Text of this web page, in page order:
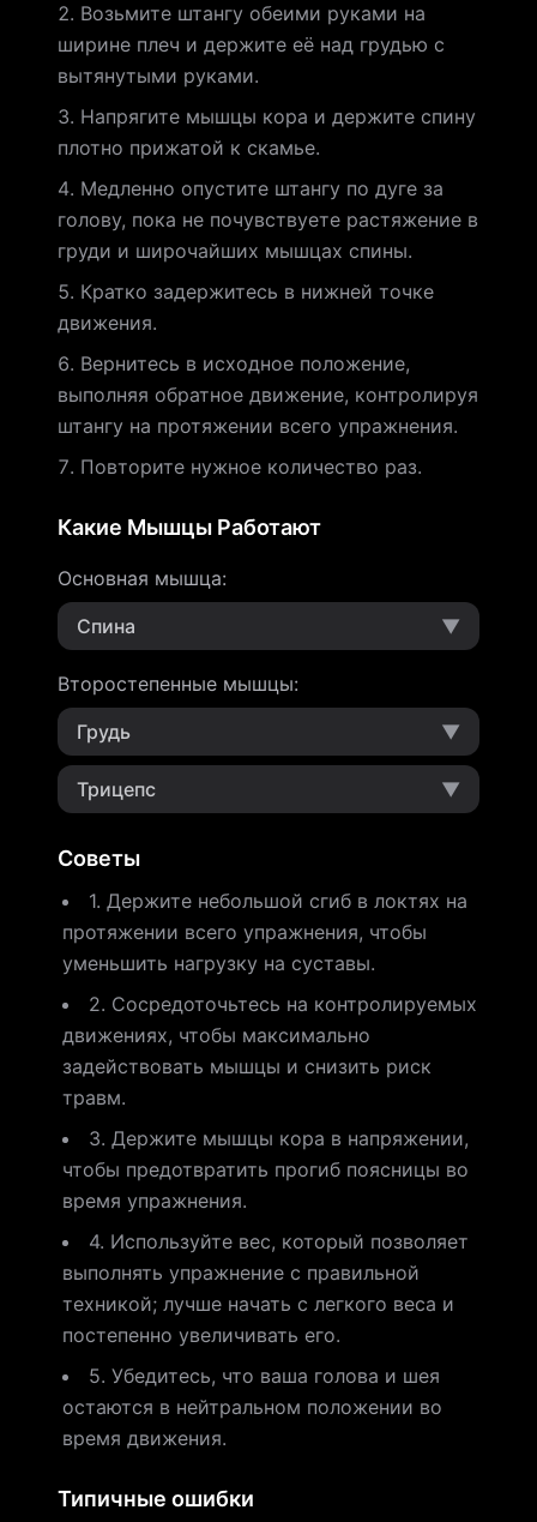
Возьмите штангу обеими руками на
ширине плеч и держите её над грудью с
вытянутыми руками.
Напрягите мышцы кора и держите спину
плотно прижатой к скамье.
Медленно опустите штангу по дуге за
голову, пока не почувствуете растяжение в
груди и широчайших мышцах спины.
Кратко задержитесь в нижней точке
движения.
Вернитесь в исходное положение,
выполняя обратное движение, контролируя
штангу на протяжении всего упражнения.
Повторите нужное количество раз.
Какие Мышцы Работают
Основная мышца:
Спина
▼
Второстепенные мышцы:
Грудь
▼
Трицепс ▼
Советы
1. Держите небольшой сгиб в локтях на
протяжении всего упражнения, чтобы
уменьшить нагрузку на суставы.
2. Сосредоточьтесь на контролируемых
движениях, чтобы максимально
задействовать мышцы и снизить риск
травм.
3. Держите мышцы кора в напряжении,
чтобы предотвратить прогиб поясницы во
время упражнения.
4. Используйте вес, который позволяет
выполнять упражнение с правильной
техникой; лучше начать с легкого веса и
постепенно увеличивать его.
5. Убедитесь, что ваша голова и шея
остаются в нейтральном положении во
время движения.
Типичные ошибки